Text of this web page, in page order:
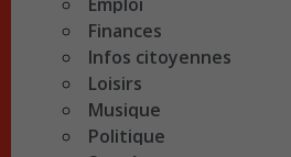
Finances
Infos citoyennes
Loisirs
Musique
Politique